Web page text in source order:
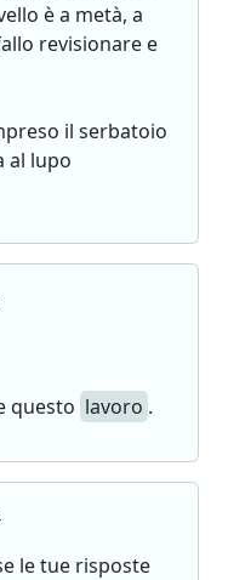
è a metà, a
revisionare e
il serbatoio
al lupo
questo lavoro .
le tue risposte